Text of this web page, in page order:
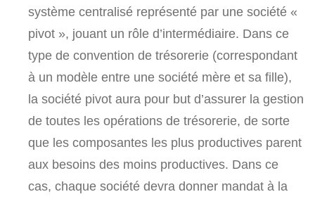
système centralisé représenté par une société «
pivot », jouant un rôle d’intermédiaire. Dans ce
type de convention de trésorerie (correspondant
à un modèle entre une société mère et sa fille),
la société pivot aura pour but d’assurer la gestion
de toutes les opérations de trésorerie, de sorte
que les composantes les plus productives parent
aux besoins des moins productives. Dans ce
cas, chaque société devra donner mandat à la